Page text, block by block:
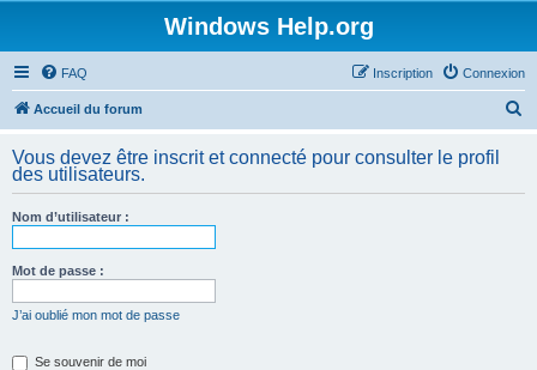
Windows Help.org
FAQ Connexion
Inscription
Accueil du forum
h
Vous devez être inscrit et connecté pour consulter le profil
des utilisateurs.
Nom d’utilisateur :
Mot de passe :
J’ai oublié mon mot de passe
Se souvenir de moi